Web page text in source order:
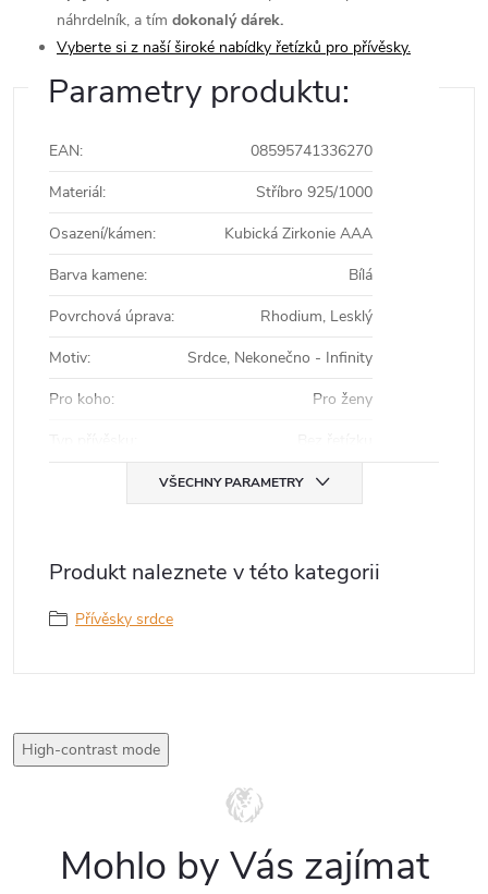
náhrdelník, a tím dokonalý dárek.
Vyberte si z naší široké nabídky řetízků pro přívěsky.
Parametry produktu:
EAN:
08595741336270
Materiál:
Stříbro 925/1000
Osazení/kámen:
Kubická Zirkonie AAA
Barva kamene:
Bílá
Povrchová úprava:
Rhodium, Lesklý
Motiv:
Srdce, Nekonečno - Infinity
Pro koho:
Pro ženy
VŠECHNY PARAMETRY
Produkt naleznete v této kategorii
Přívěsky srdce
High-contrast mode
Mohlo by Vás zajímat